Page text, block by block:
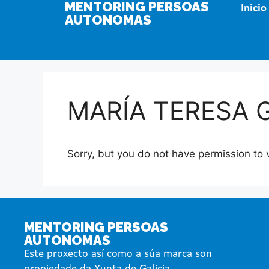
MENTORING PERSOAS
AUTONOMAS
Inicio
MARÍA TERESA
Sorry, but you do not have permission to
MENTORING PERSOAS
AUTONOMAS
Este proxecto así como a súa marca son